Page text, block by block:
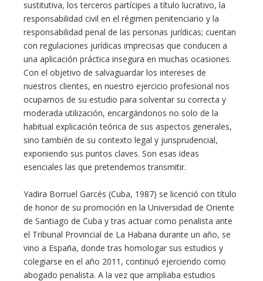
sustitutiva, los terceros partícipes a título lucrativo, la
responsabilidad civil en el régimen penitenciario y la
responsabilidad penal de las personas jurídicas; cuentan
con regulaciones jurídicas imprecisas que conducen a
una aplicación práctica insegura en muchas ocasiones.
Con el objetivo de salvaguardar los intereses de
nuestros clientes, en nuestro ejercicio profesional nos
ocupamos de su estudio para solventar su correcta y
moderada utilización, encargándonos no solo de la
habitual explicación teórica de sus aspectos generales,
sino también de su contexto legal y jurisprudencial,
exponiendo sus puntos claves. Son esas ideas
esenciales las que pretendemos transmitir.
Yadira Borruel Garcés (Cuba, 1987) se licenció con título
de honor de su promoción en la Universidad de Oriente
de Santiago de Cuba y tras actuar como penalista ante
el Tribunal Provincial de La Habana durante un año, se
vino a España, donde tras homologar sus estudios y
colegiarse en el año 2011, continuó ejerciendo como
abogado penalista. A la vez que ampliaba estudios